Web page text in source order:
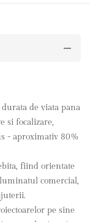
de viata pana
si focalizare,
- aproximativ 80%
fiind orientate
comercial,
pe sine